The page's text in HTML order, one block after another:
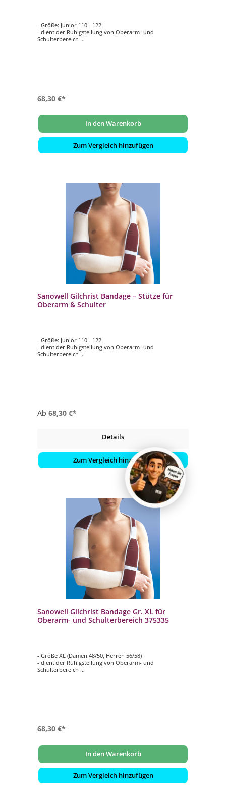
- Größe: Junior 110 - 122
- dient der Ruhigstellung von Oberarm- und
Schulterbereich
68,30 €*
In den Warenkorb
Zum Vergleich hinzufügen
Sanowell Gilchrist Bandage – Stütze für
Oberarm & Schulter
- Größe: Junior 110 - 122
- dient der Ruhigstellung von Oberarm- und
Schulterbereich
Ab 68,30 €*
Details
Zum Vergleich hinzufügen
Sanowell Gilchrist Bandage Gr. XL für
Oberarm- und Schulterbereich 375335
- Größe XL (Damen 48/50, Herren 56/58)
- dient der Ruhigstellung von Oberarm- und
Schulterbereich
68,30 €*
In den Warenkorb
Zum Vergleich hinzufügen